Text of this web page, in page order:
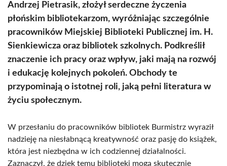
Andrzej Pietrasik, złożył serdeczne życzenia
płońskim bibliotekarzom, wyróżniając szczególnie
pracowników Miejskiej Biblioteki Publicznej im. H.
Sienkiewicza oraz bibliotek szkolnych. Podkreślił
znaczenie ich pracy oraz wpływ, jaki mają na rozwój
i edukację kolejnych pokoleń. Obchody te
przypominają o istotnej roli, jaką pełni literatura w
życiu społecznym.
W przesłaniu do pracowników bibliotek Burmistrz wyraził
nadzieję na niesłabnącą kreatywność oraz pasję do książek,
która jest niezbędna w ich codziennej działalności.
Zaznaczył, że dzięk temu biblioteki mogą skutecznie